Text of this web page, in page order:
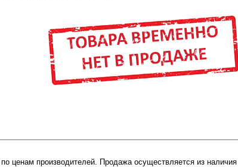
ценам производителей. Продажа осуществляется из